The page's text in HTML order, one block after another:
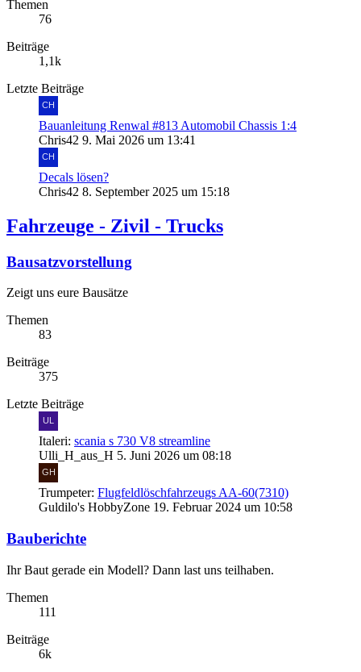
Themen
76
Beiträge
1,1k
Letzte Beiträge
Bauanleitung Renwal #813 Automobil Chassis 1:4
Chris42 9. Mai 2026 um 13:41
Decals lösen?
Chris42 8. September 2025 um 15:18
Fahrzeuge - Zivil - Trucks
Bausatzvorstellung
Zeigt uns eure Bausätze
Themen
83
Beiträge
375
Letzte Beiträge
Italeri: scania s 730 V8 streamline
Ulli_H_aus_H 5. Juni 2026 um 08:18
Trumpeter: Flugfeldlöschfahrzeugs AA-60(7310)
Guldilo's HobbyZone 19. Februar 2024 um 10:58
Bauberichte
Ihr Baut gerade ein Modell? Dann last uns teilhaben.
Themen
111
Beiträge
6k